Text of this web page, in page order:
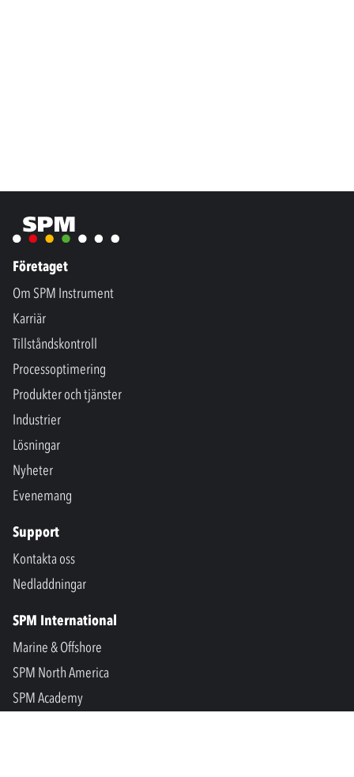
Företaget
Om SPM Instrument
Karriär
Tillståndskontroll
Processoptimering
Produkter och tjänster
Industrier
Lösningar
Nyheter
Evenemang
Support
Kontakta oss
Nedladdningar
SPM International
Marine & Offshore
SPM North America
SPM Academy